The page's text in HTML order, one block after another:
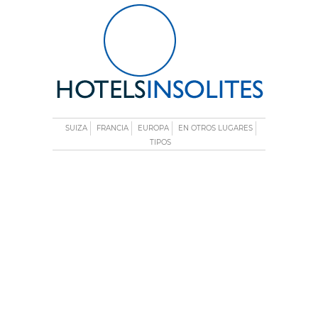
SUIZA FRANCIA EUROPA
EN OTROS LUGARES
TIPOS